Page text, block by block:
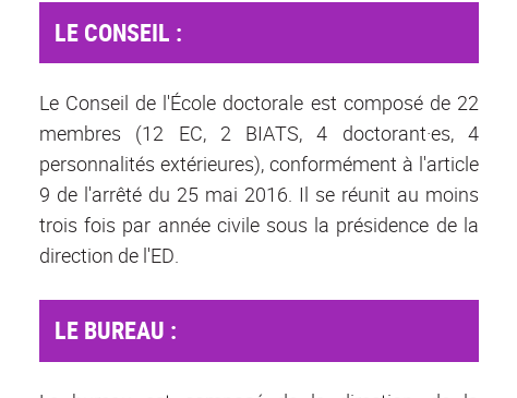
LE CONSEIL :
Le Conseil de l'École doctorale est composé de 22
membres (12 EC, 2 BIATS, 4 doctorant·es, 4
personnalités extérieures), conformément à l'article
9 de l'arrêté du 25 mai 2016. Il se réunit au moins
trois fois par année civile sous la présidence de la
direction de l'ED.
LE BUREAU :